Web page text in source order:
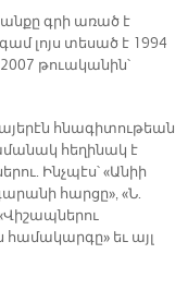
գրի առած է
լոյս տեսած է 1994
թուականին՝
հնագիտութեան
հեղինակ է
Ինչպէս՝ «Անիի
հարցը», «Ն.
եւ այլ